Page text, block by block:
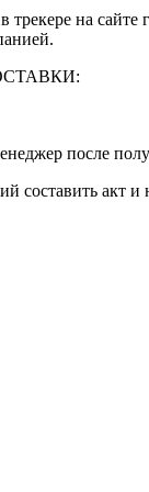
на сайте
после
составить акт и